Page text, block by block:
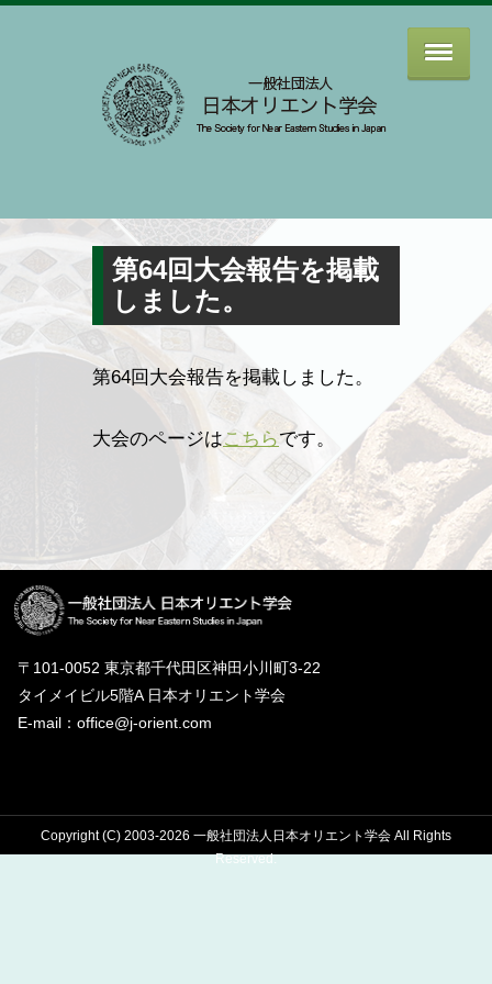
第64回大会報告を掲載
しました。
第64回大会報告を掲載しました。
大会のページはこちらです。
〒101-0052 東京都千代田区神田小川町3-22
タイメイビル5階A 日本オリエント学会
E-mail：office@j-orient.com
Copyright (C) 2003-2026 一般社団法人日本オリエント学会 All Rights
Reserved.